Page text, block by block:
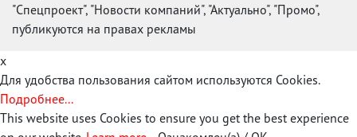
"Спецпроект", "Новости компаний", "Актуально", "Промо",
публикуются на правах рекламы
x
Для удобства пользования сайтом используются Cookies.
Подробнее...
This website uses Cookies to ensure you get the best experience